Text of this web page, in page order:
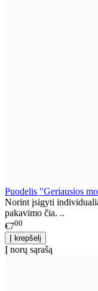
Puodelis "Geriausios
Norint įsigyti
pakavimo čia. ..
€700
Į norų sąrašą